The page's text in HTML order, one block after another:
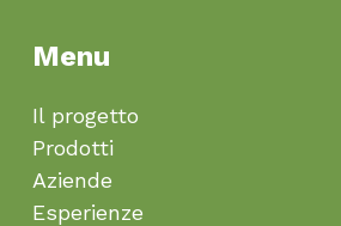
Menu
Il progetto
Prodotti
Aziende
Esperienze